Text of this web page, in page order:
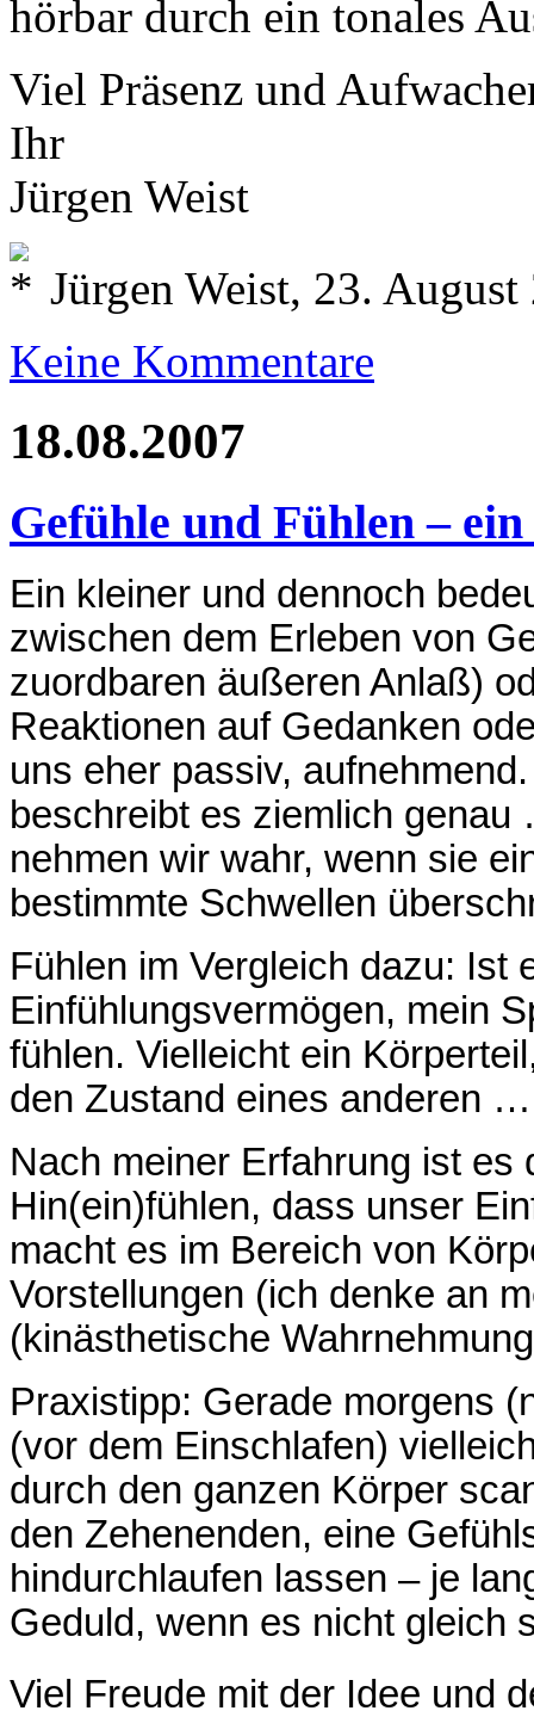
hörbar durch ein tonales
Viel Präsenz und
Ihr
Jürgen Weist
Jürgen Weist, 23.
Keine Kommentare
18.08.2007
Gefühle und Fühlen –
Ein kleiner und dennoch
zwischen dem Erleben von
zuordbaren äußeren Anlaß)
Reaktionen auf Gedanken
uns eher passiv,
beschreibt es ziemlich
nehmen wir wahr, wenn sie
bestimmte Schwellen
Fühlen im Vergleich dazu: Ist
Einfühlungsvermögen, mein
fühlen. Vielleicht ein
den Zustand eines anderen …
Nach meiner Erfahrung ist es
Hin(ein)fühlen, dass unser
macht es im Bereich von
Vorstellungen (ich denke an
(kinästhetische
Praxistipp: Gerade morgens
(vor dem Einschlafen)
durch den ganzen Körper
den Zehenenden, eine
hindurchlaufen lassen – je
Geduld, wenn es nicht gleich
Viel Freude mit der Idee und